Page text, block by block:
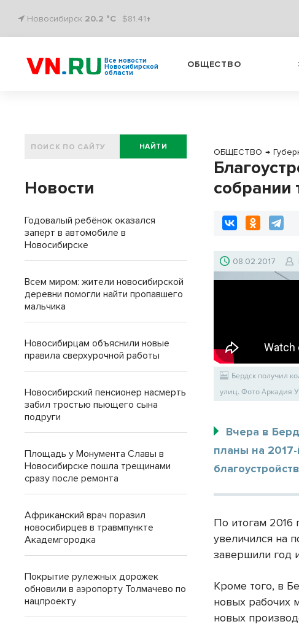
Новосибирск 20.2 °C $81.41↑
Все новости
Новосибирской
области
ОБЩЕСТВО
ОБЩЕСТВО →
собрании
08.02.2017
Бердск получил
улиц. Фото Аркадия
Вчера в
планы на
По итогам 2016
увеличился на
завершили год
Кроме того, в
новых рабочих
новых
НАЙТИ
Новости
Годовалый ребёнок оказался
заперт в автомобиле в
Новосибирске
Всем миром: жители новосибирской
деревни помогли найти пропавшего
мальчика
Новосибирцам объяснили новые
правила сверхурочной работы
Новосибирский пенсионер насмерть
забил тростью пьющего сына
подруги
Площадь у Монумента Славы в
Новосибирске пошла трещинами
сразу после ремонта
Африканский врач поразил
новосибирцев в травмпункте
Академгородка
Покрытие рулежных дорожек
обновили в аэропорту Толмачево по
нацпроекту